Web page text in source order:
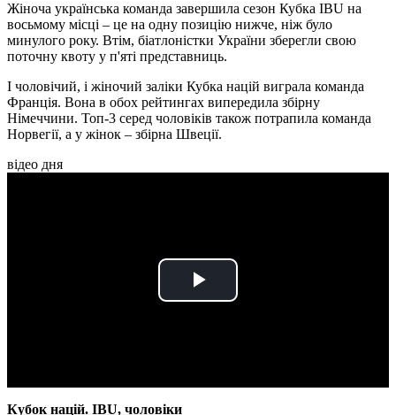
Жіноча українська команда завершила сезон Кубка IBU на
восьмому місці – це на одну позицію нижче, ніж було
минулого року. Втім, біатлоністки України зберегли свою
поточну квоту у п'яті представниць.
І чоловічий, і жіночий заліки Кубка націй виграла команда
Франція. Вона в обох рейтингах випередила збірну
Німеччини. Топ-3 серед чоловіків також потрапила команда
Норвегії, а у жінок – збірна Швеції.
відео дня
Play
Кубок націй. IBU, чоловіки